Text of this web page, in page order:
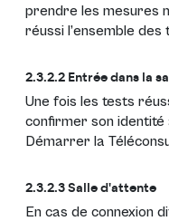
prendre les mesures
réussi l’ensemble des
2.3.2.2 Entrée dans la
Une fois les tests
confirmer son identité
Démarrer la
2.3.2.3 Salle d'attente
En cas de connexion